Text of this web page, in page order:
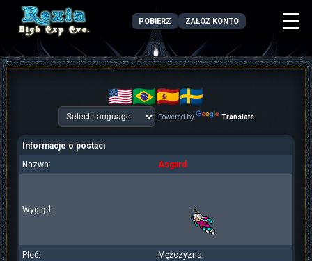
POBIERZ ZAŁÓŻ KONTO
Powered by Translate
Informacje o postaci
Nazwa:
Asgard
Wygląd:
Płeć:
Mężczyzna